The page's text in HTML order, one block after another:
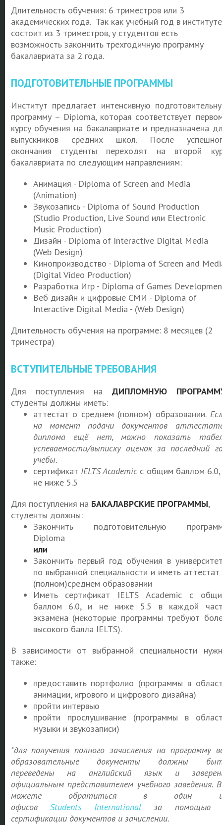
Длительность обучения: 6 триместров или 3
академических года. Так как учебный год в институте
состоит из 3 триместров, у студентов есть
возможность закончить трехгодичную программу
бакалавриата за 2 года.
ПОДГОТОВИТЕЛЬНЫЕ ПРОГРАММЫ
Институт предлагает интенсивную
программу – Diploma, которая соответствует
курсу обучения на бакалавриате и предназначена
выпускников средних школ. После
окончания студенты переходят на второй
бакалавриата по следующим направлениям:
Анимация - Diploma of Screen and Media
(Animation)
Звукозапись - Diploma of Sound Production
(Studio Production, Live Sound или Electronic
Music Production)
Дизайн - Diploma of Interactive Digital Media
(Web Design)
Кинопроизводство - Diploma of Screen and
(Digital Video Production)
Разработка Игр - Diploma of Games
Веб дизайн и цифровые СМИ - Diploma of
Interactive Digital Media - (Web Design)
Длительность обучения на программе: 8 месяцев (2
триместра)
ВСТУПИТЕЛЬНЫЕ ТРЕБОВАНИЯ
Для поступления на ДИПЛОМНУЮ
студенты должны иметь:
аттестат о среднем (полном) образовании.
на момент подачи документов
диплома ещё нет, можно показать
успеваемости/выписку оценок за последний
учебы.
сертификат IELTS Academic с общим баллом 6.0,
не ниже 5.5
Для поступления на БАКАЛАВРСКИЕ ПРОГРАММЫ,
студенты должны:
Закончить подготовительную
Diploma
или
Закончить первый год обучения в
по выбранной специальности и иметь
(полном)среднем образовании
Иметь сертификат IELTS Academic с
баллом 6.0, и не ниже 5.5 в каждой
экзамена (некоторые программы требуют
высокого балла IELTS).
В зависимости от выбранной специальности
также:
предоставить портфолио (программы в
анимации, игрового и цифрового дизайна)
пройти интервью
пройти прослушивание (программы в
музыки и звукозаписи)
*для получения полного зачисления на программу
образовательные документы должны
переведены на английский язык и
официальным представителем учебного заведения.
можете обратиться в один
офисовStudents Internationalза помощью
сертификации документов и зачислении.